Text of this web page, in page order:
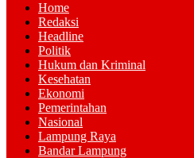
Home
Redaksi
Headline
Politik
Hukum dan Kriminal
Kesehatan
Ekonomi
Pemerintahan
Nasional
Lampung Raya
Bandar Lampung